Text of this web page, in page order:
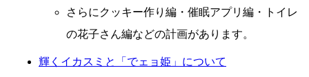
さらにクッキー作り編・催眠アプリ編・トイレ
の花子さん編などの計画があります。
輝くイカスミと「でェョ姫」について